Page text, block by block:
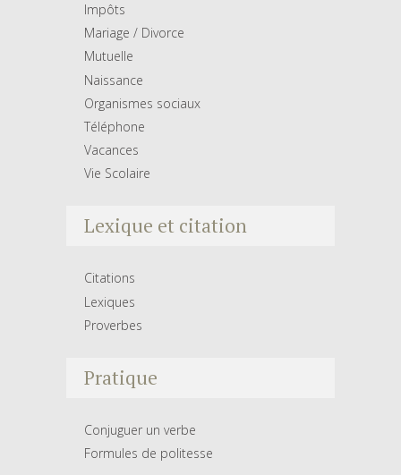
Impôts
Mariage / Divorce
Mutuelle
Naissance
Organismes sociaux
Téléphone
Vacances
Vie Scolaire
Lexique et citation
Citations
Lexiques
Proverbes
Pratique
Conjuguer un verbe
Formules de politesse